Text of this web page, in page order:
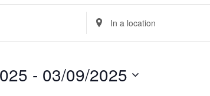
Enter
Location.
Search
Events
by
- 03/09/2025